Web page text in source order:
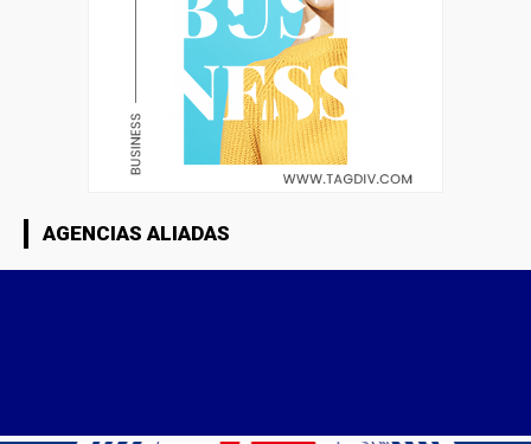
AGENCIAS ALIADAS